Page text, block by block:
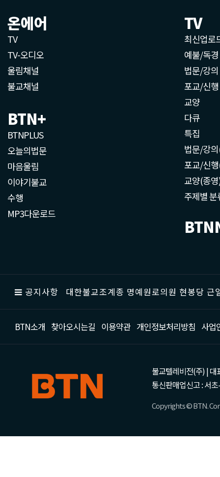
온에어
TV
TV-오디오
울림채널
불교채널
BTN+
BTNPLUS
오늘의법문
마음울림
이야기불교
수행
MP3다운로드
TV
최신업로
예불/독경
법문/강의
포교/신행
교양
다큐
특집
법문/강
포교/신
교양(종
주제별 분
공지사항 대한불교조계종 명예원로의원 현봉당
BTN소개 찾아오시는길 이용약관 개인정보처리방침 사업
불교텔레비전(주) | 대
통신판매업신고 : 서
Copyrights © BTN.